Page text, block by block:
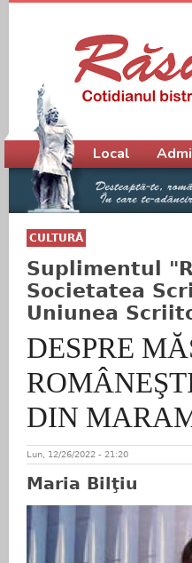
CULTURĂ
Suplimentul
Societatea
Uniunea
DESPRE
DIN
Lun, 12/26/2022 - 21:20
Maria Bilţiu
Meniu principal
Local